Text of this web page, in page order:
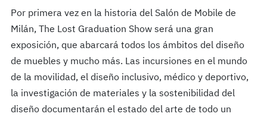
Por primera vez en la historia del Salón de Mobile de
Milán, The Lost Graduation Show será una gran
exposición, que abarcará todos los ámbitos del diseño
de muebles y mucho más. Las incursiones en el mundo
de la movilidad, el diseño inclusivo, médico y deportivo,
la investigación de materiales y la sostenibilidad del
diseño documentarán el estado del arte de todo un